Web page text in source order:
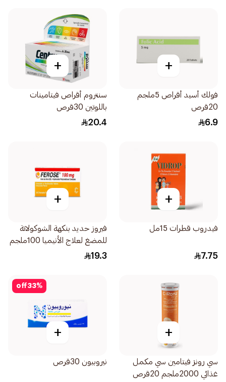
+
فولك أسيد أقراص 5ملجم
20قرص
6.9
+
سنتروم أقراص فيتامينات
باللوتين 30قرص
20.4
+
فيدروب قطرات 15مل
7.75
+
فيروز حديد بنكهة الشوكولاتة
للمضغ لعلاج الأنيميا 100ملجم
30قرص
19.3
+
سي رونز فيتامين سي مكمل
غذائي 2000ملجم 20قرص
33%
off
+
نيروبيون 30قرص